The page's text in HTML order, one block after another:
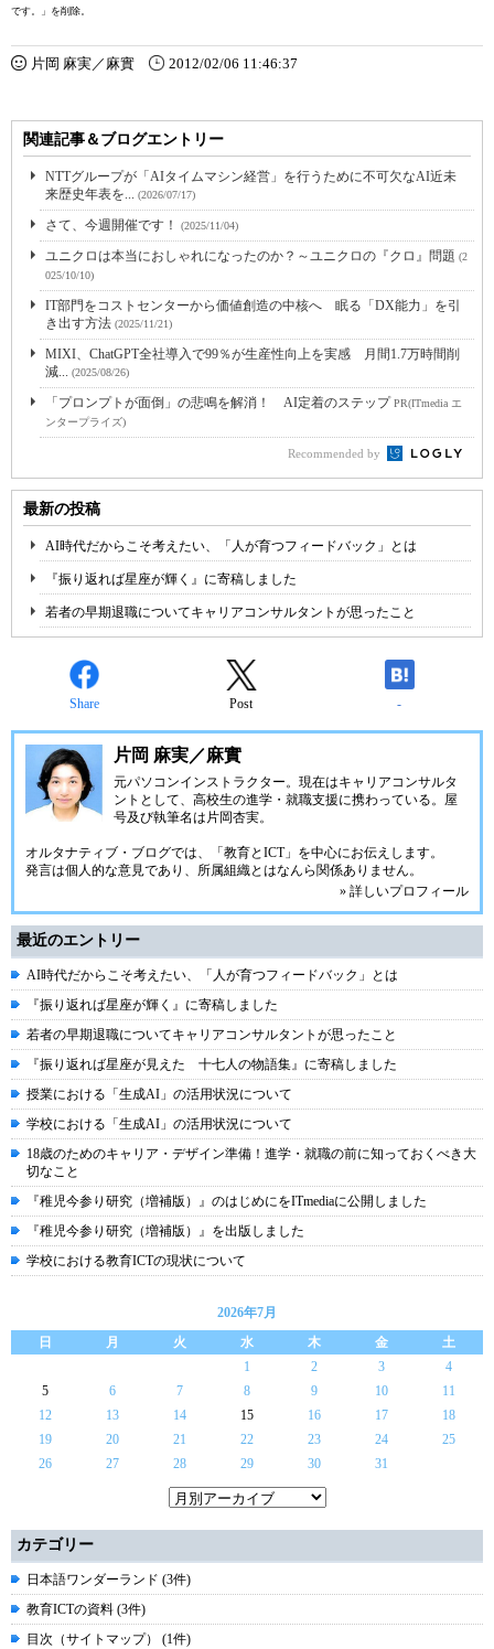
です。」 を削除。
片岡 麻実／麻實 2012/02/06 11:46:37
関連記事＆ブログエントリー
NTTグループが「AIタイムマシン経営」を行うために不可欠なAI近未
来歴史年表を... (2026/07/17)
さて、今週開催です！ (2025/11/04)
ユニクロは本当におしゃれになったのか？～ユニクロの『クロ』問題 (2
025/10/10)
IT部門をコストセンターから価値創造の中核へ 眠る「DX能力」を引
き出す方法 (2025/11/21)
MIXI、ChatGPT全社導入で99％が生産性向上を実感 月間1.7万時間削
減... (2025/08/26)
「プロンプトが面倒」の悲鳴を解消！ AI定着のステップPR(ITmedia エ
ンタープライズ)
Recommended by
最新の投稿
AI時代だからこそ考えたい、「人が育つフィードバック」とは
『振り返れば星座が輝く』に寄稿しました
若者の早期退職についてキャリアコンサルタントが思ったこと
Share Post -
片岡 麻実／麻實
元パソコンインストラクター。現在はキャリアコンサルタ
ントとして、高校生の進学・就職支援に携わっている。屋
号及び執筆名は片岡杏実。
オルタナティブ・ブログでは、「教育とICT」を中心にお伝えします。
発言は個人的な意見であり、所属組織とはなんら関係ありません。
» 詳しいプロフィール
最近のエントリー
AI時代だからこそ考えたい、「人が育つフィードバック」とは
『振り返れば星座が輝く』に寄稿しました
若者の早期退職についてキャリアコンサルタントが思ったこと
『振り返れば星座が見えた 十七人の物語集』に寄稿しました
授業における「生成AI」の活用状況について
学校における「生成AI」の活用状況について
18歳のためのキャリア・デザイン準備！進学・就職の前に知っておくべき大
切なこと
『稚児今参り研究（増補版）』のはじめにをITmediaに公開しました
『稚児今参り研究（増補版）』を出版しました
学校における教育ICTの現状について
2026年7月
日
月 火 水 木 金
土
1
2 3
4
5
6 7 8 9 10
11
12
13 14 15 16 17
18
19
20 21 22 23 24
25
26
27 28 29 30 31
カテゴリー
日本語ワンダーランド (3件)
教育ICTの資料 (3件)
目次（サイトマップ） (1件)